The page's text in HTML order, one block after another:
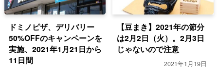
ドミノピザ、デリバリー
50%OFFのキャンペーンを
実施、2021年1月21日から
11日間
【豆まき】2021年の節分
は2月2日（火）。2月3日
じゃないので注意
2021年1月19日